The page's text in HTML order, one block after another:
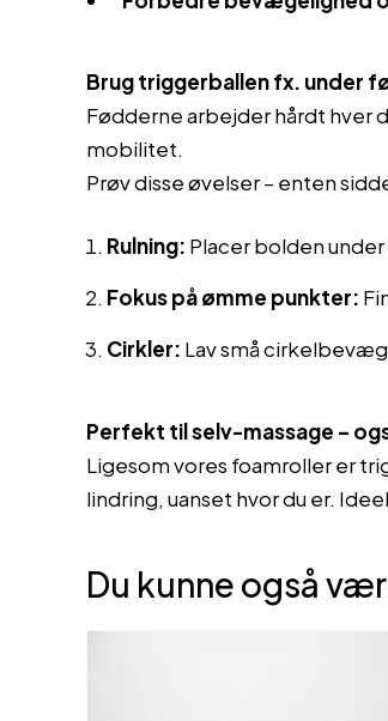
Brug triggerballen fx. under
Fødderne arbejder hårdt hver
mobilitet.
Prøv disse øvelser – enten
Rulning: Placer bolden
Fokus på ømme punkter:
Cirkler: Lav små
Perfekt til selv-massage –
Ligesom vores foamroller er
lindring, uanset hvor du er.
Du kunne også